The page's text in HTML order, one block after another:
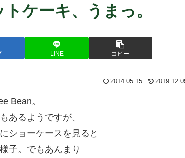
ーキ、うまっ。
LINE コピー
2014.05.15
Bean。
あるようですが、
ショーケースを見ると
子。でもあんまり